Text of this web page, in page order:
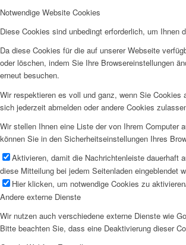
Notwendige Website Cookies
Diese Cookies sind unbedingt erforderlich, um Ihnen
Da diese Cookies für die auf unserer Webseite
oder löschen, indem Sie Ihre Browsereinstellungen
erneut besuchen.
Wir respektieren es voll und ganz, wenn Sie
sich jederzeit abmelden oder andere Cookies
Wir stellen Ihnen eine Liste der von Ihrem Computer
können Sie in den Sicherheitseinstellungen Ihres
Aktivieren, damit die Nachrichtenleiste dauerhaft
diese Mitteilung bei jedem Seitenladen eingeblendet
Hier klicken, um notwendige Cookies zu
Andere externe Dienste
Wir nutzen auch verschiedene externe Dienste wie
Bitte beachten Sie, dass eine Deaktivierung dieser